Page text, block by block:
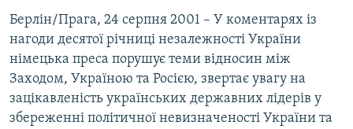
МУЛЬТИМЕДІА
ФОТО
СПЕЦПРОЄКТИ
ПОДКАСТИ
Берлін/Прага, 24 серпня 2001 – У коментарях із
нагоди десятої річниці незалежності України
німецька преса порушує теми відносин між
Заходом, Україною та Росією, звертає увагу на
зацікавленість українських державних лідерів у
збереженні політичної невизначеності України та